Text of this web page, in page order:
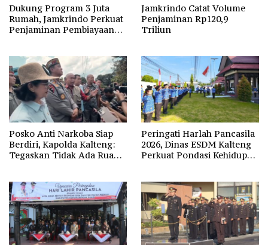
Dukung Program 3 Juta
Rumah, Jamkrindo Perkuat
Penjaminan Pembiayaan
Jamkrindo Catat Volume
Penjaminan Rp120,9
Triliun
Posko Anti Narkoba Siap
Berdiri, Kapolda Kalteng:
Tegaskan Tidak Ada Ruang
Peringati Harlah Pancasila
2026, Dinas ESDM Kalteng
Perkuat Pondasi Kehidupan